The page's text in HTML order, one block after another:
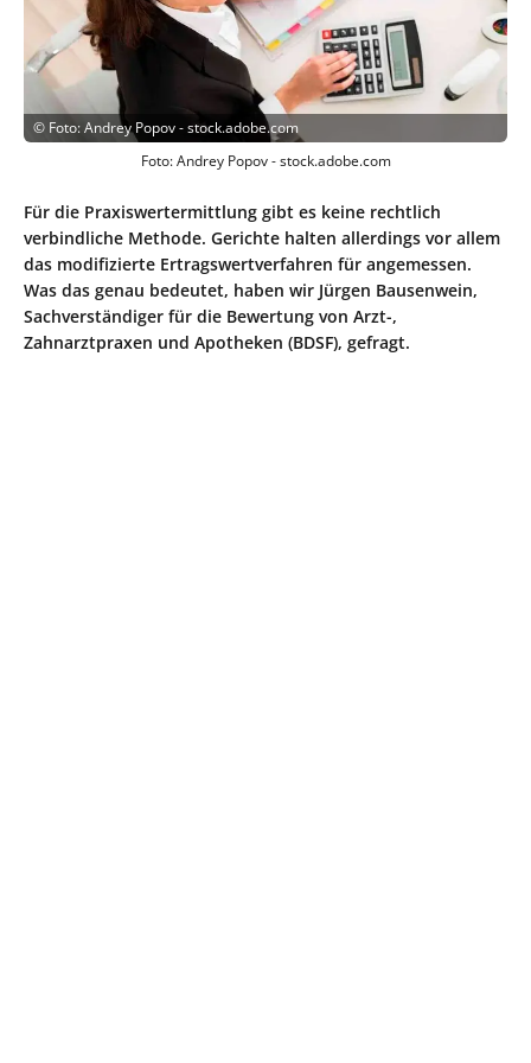
© Foto: Andrey Popov - stock.adobe.com
Foto: Andrey Popov - stock.adobe.com
Für die Praxiswertermittlung gibt es keine rechtlich
verbindliche Methode. Gerichte halten allerdings vor allem
das modifizierte Ertragswertverfahren für angemessen.
Was das genau bedeutet, haben wir Jürgen Bausenwein,
Sachverständiger für die Bewertung von Arzt-,
Zahnarztpraxen und Apotheken (BDSF), gefragt.